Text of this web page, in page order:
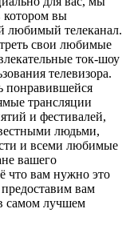
котором вы
любимый телеканал.
свои любимые
ток-шоу
телевизора.
понравившейся
трансляции
и фестивалей,
людьми,
и всеми любимые
вашего
что вам нужно это
вам
самом лучшем